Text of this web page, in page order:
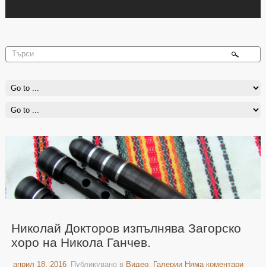
Николай Докторов изпълнява Загорско
хоро на Никола Ганчев.
април 18, 2016 Публикувано в Видео, Галерии Няма коментари